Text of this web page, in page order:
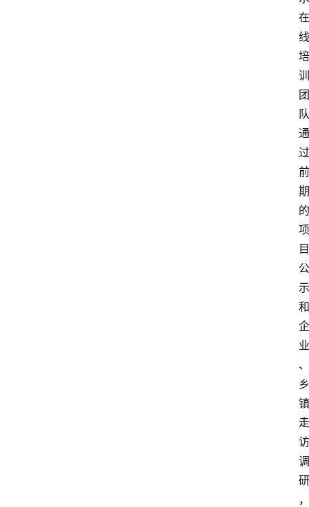
在
线
培
训
团
队
通
过
前
期
的
项
目
公
示
和
企
业
、
乡
镇
走
访
调
研
，